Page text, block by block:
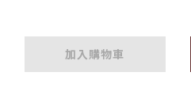
加入購物車